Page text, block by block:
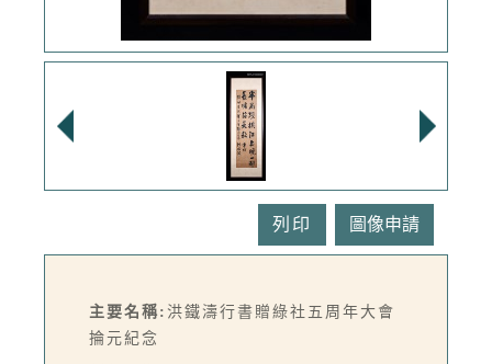
列印
主要名稱: 洪鐵濤行書贈綠社五周年大會
掄元紀念